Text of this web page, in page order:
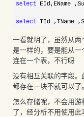
select EId,EName
select TId ,TName
一看就明了，虽然从
是一样的，要是能从
连在一个表，不行呀
没有相互关联的字段
都存在一块不就可以了。
怎么存储呢，不会用
了，经分析不用使用此